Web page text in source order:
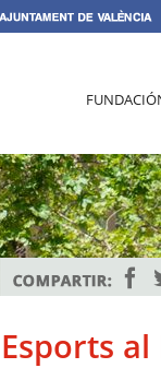
Esports